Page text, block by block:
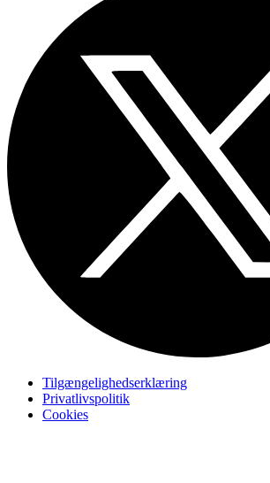
Tilgængelighedserklæring
Privatlivspolitik
Cookies